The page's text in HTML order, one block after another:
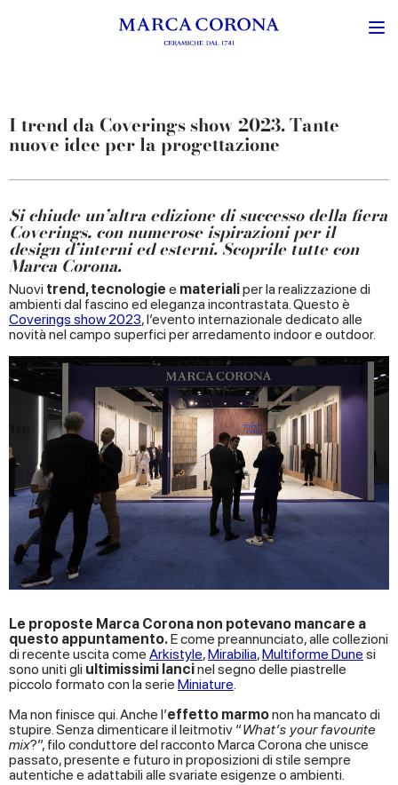
I trend da Coverings show 2023. Tante
nuove idee per la progettazione
Si chiude un’altra edizione di successo della fiera
Coverings, con numerose ispirazioni per il
design d’interni ed esterni. Scoprile tutte con
Marca Corona.
Nuovi trend, tecnologie e materialiper la realizzazione di
ambienti dal fascino ed eleganza incontrastata. Questo è
Coverings show 2023, l’evento internazionale dedicato alle
novità nel campo superfici per arredamento indoor e outdoor.
Le proposte Marca Corona non potevano mancare a
questo appuntamento.E come preannunciato, alle collezioni
di recente uscita come Arkistyle,Mirabilia,Multiforme Dune si
sono uniti gli ultimissimi lancinel segno delle piastrelle
piccolo formato con la serie Miniature.
Ma non finisce qui. Anche l’effetto marmonon ha mancato di
stupire. Senza dimenticare il leitmotiv “What’s your favourite
mix?”, filo conduttore del racconto Marca Corona che unisce
passato, presente e futuro in proposizioni di stile sempre
autentiche e adattabili alle svariate esigenze o ambienti.